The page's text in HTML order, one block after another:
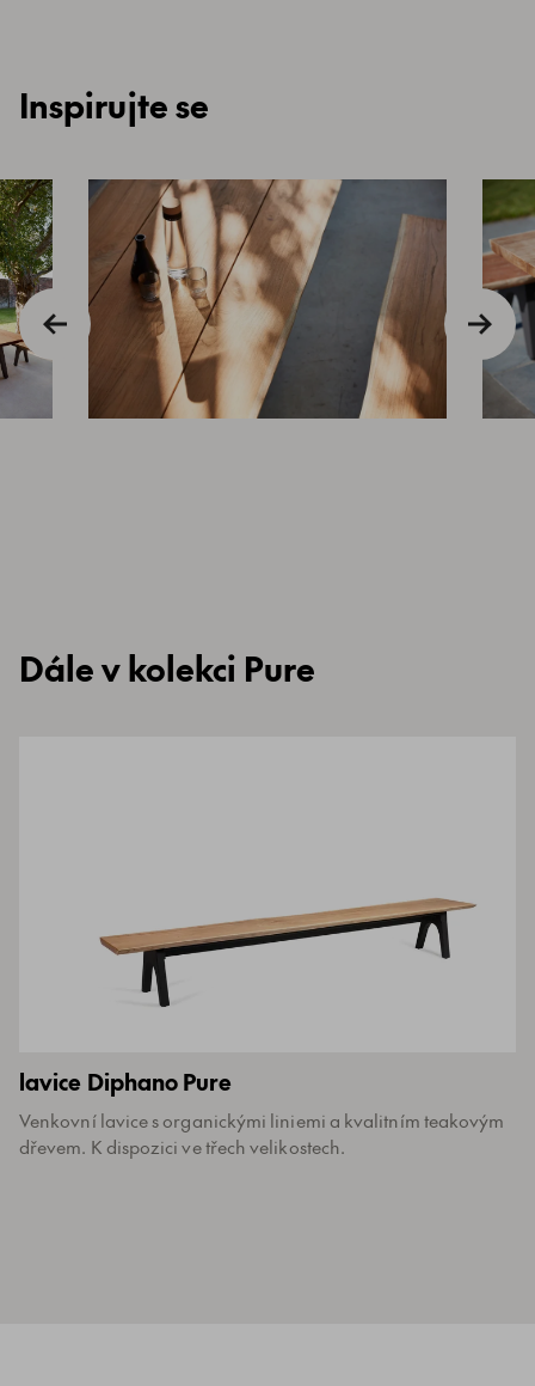
Inspirujte se
Dále v kolekci Pure
lavice Diphano Pure
Venkovní lavice s organickými liniemi a kvalitním teakovým
dřevem. K dispozici ve třech velikostech.